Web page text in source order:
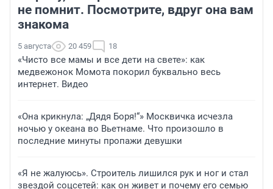
не помнит. Посмотрите, вдруг она вам
знакома
5 августа 20 459 18
«Чисто все мамы и все дети на свете»: как
медвежонок Момота покорил буквально весь
интернет. Видео
«Она крикнула: „Дядя Боря!“» Москвичка исчезла
ночью у океана во Вьетнаме. Что произошло в
последние минуты пропажи девушки
«Я не жалуюсь». Строитель лишился рук и ног и стал
звездой соцсетей: как он живет и почему его семью